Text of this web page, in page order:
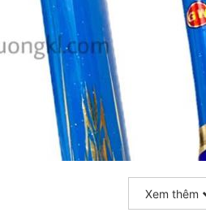
Xem thêm